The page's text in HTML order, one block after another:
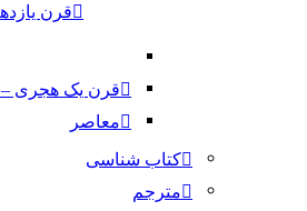
قرن یک هجری – ۱ الی ۹۷ شمسی –
معاصر
کتاب شناسی
مترجم